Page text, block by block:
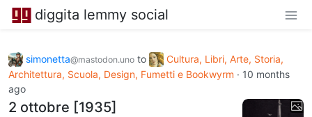
diggita lemmy social
simonetta@mastodon.uno to
Cultura, Libri, Arte, Storia,
Architettura, Scuola, Design, Fumetti e Bookwyrm · 10 months
ago
2 ottobre [1935]